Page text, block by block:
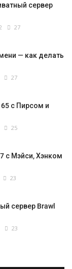
сервер
27
— как делать
27
с Пирсом и
25
с Мэйси, Хэнком
23
сервер Brawl
23